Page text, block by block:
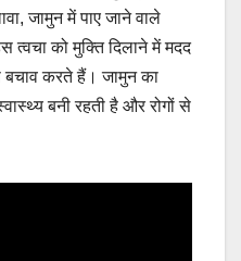
जामुन में पाए जाने वाले
को मुक्ति दिलाने में मदद
करते हैं। जामुन का
बनी रहती है और रोगों से